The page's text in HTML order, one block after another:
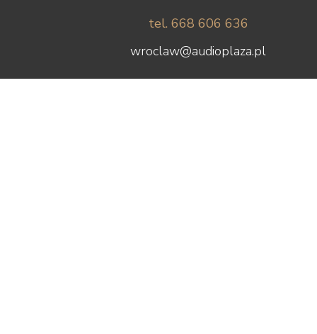
tel. 668 606 636
wroclaw@audioplaza.pl